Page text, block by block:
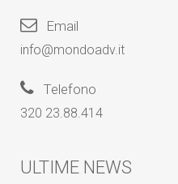
Email
info@mondoadv.it
Telefono
320 23.88.414
ULTIME NEWS